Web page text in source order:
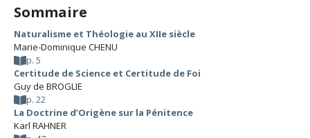
Sommaire
Naturalisme et Théologie au XIIe siècle
Marie-Dominique CHENU
p. 5
Certitude de Science et Certitude de Foi
Guy de BROGLIE
p. 22
La Doctrine d’Origène sur la Pénitence
Karl RAHNER